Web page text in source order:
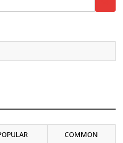
COMMON